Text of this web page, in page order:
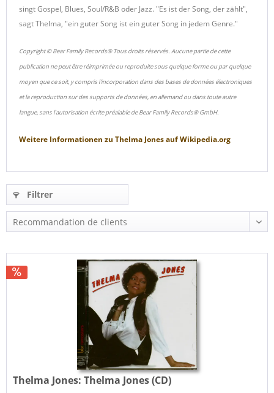
singt Gospel, Blues, Soul/R&B oder Jazz. "Es ist der Song, der zählt",
sagt Thelma, "ein guter Song ist ein guter Song in jedem Genre."
Copyright © Bear Family Records® Tous droits réservés. Aucune partie de cette
publication ne peut être réimprimée ou reproduite sous quelque forme ou par quelque
moyen que ce soit, y compris l'incorporation dans des bases de données électroniques
et la reproduction sur des supports de données, en allemand ou dans toute autre
langue, sans l'autorisation écrite préalable de Bear Family Records® GmbH.
Weitere Informationen zu Thelma JonesaufWikipedia.org
Filtrer
Thelma Jones:Thelma Jones (CD)